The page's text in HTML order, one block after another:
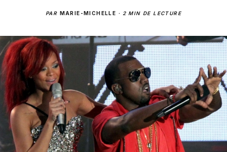
PAR MARIE-MICHELLE · 2 MIN DE LECTURE